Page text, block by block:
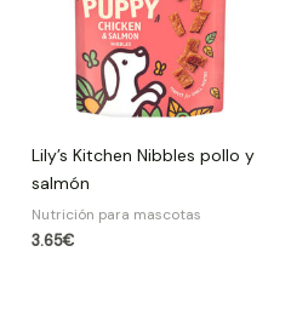
Lily’s Kitchen Nibbles pollo y
salmón
Nutrición para mascotas
3.65€